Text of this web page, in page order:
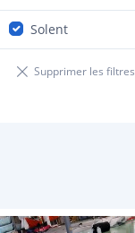
Solent
Supprimer les filtres